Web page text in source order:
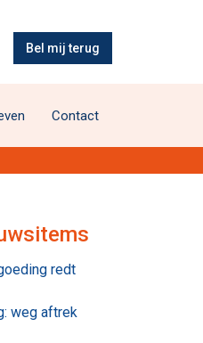
Bel mij terug
Contact
redt
weg aftrek